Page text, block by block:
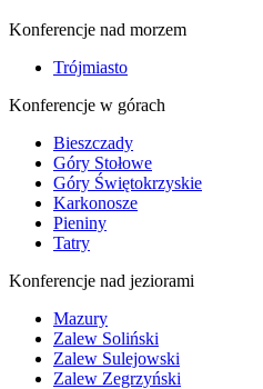
Konferencje nad morzem
Trójmiasto
Konferencje w górach
Bieszczady
Góry Stołowe
Góry Świętokrzyskie
Karkonosze
Pieniny
Tatry
Konferencje nad jeziorami
Mazury
Zalew Soliński
Zalew Sulejowski
Zalew Zegrzyński